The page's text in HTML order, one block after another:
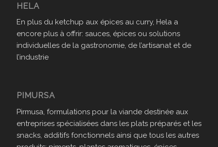
HELA
En plus du ketchup aux épices au curry, Hela a
encore plus à offrir: sauces, épices ou solutions
individuelles de la gastronomie, de l’artisanat et de
l’industrie
PIMURSA
Pirmusa, formulations pour la viande destinée aux
entreprises spécialisées dans les plats préparés et les
snacks, additifs fonctionnels ainsi que tous les autres